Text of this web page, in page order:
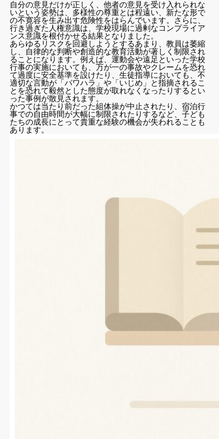
自分の意見だけが正しく、他者の意見を受け入れられな
いという姿勢は、多様性の尊重とは程遠い、新たな形で
の不寛容を生み出す危険性をはらんでいます。さらに、
行き過ぎた人権意識は、学校現場に過剰なコンプライア
ンス意識を根付かせる結果となりました。
あらゆるリスクを回避しようとするあまり、教員は萎縮
し、自律的な判断や創造的な教育活動が著しく制限され
ることになります。例えば、運動会や遠足といった学校
行事の実施においても、万が一の事故やクレームを恐れ
て過度に安全基準を設けたり、生徒指導においても、不
適切な言動が「パワハラ」や「いじめ」と指摘されるこ
とを恐れて毅然とした態度が取れなくなったりするとい
った事例が散見されます。
かつては当たり前だった組体操が中止されたり、宿泊行
事での自由時間が大幅に制限されたりするなど、子ども
たちの成長にとって貴重な経験の機会が失われることも
あります。